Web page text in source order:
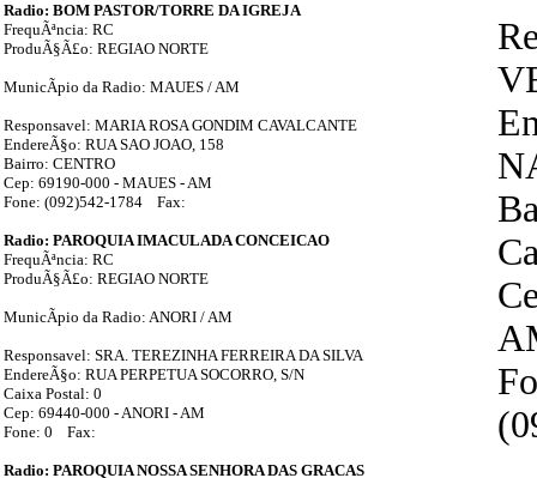
Radio: BOM PASTOR/TORRE DA IGREJA
FrequÃªncia: RC
ProduÃ§Ã£o: REGIAO NORTE
MunicÃ­pio da Radio: MAUES / AM
Responsavel: MARIA ROSA GONDIM CAVALCANTE
EndereÃ§o: RUA SAO JOAO, 158
Bairro: CENTRO
Cep: 69190-000 - MAUES - AM
Fone: (092)542-1784 Fax:
Radio: PAROQUIA IMACULADA CONCEICAO
FrequÃªncia: RC
ProduÃ§Ã£o: REGIAO NORTE
MunicÃ­pio da Radio: ANORI / AM
Responsavel: SRA. TEREZINHA FERREIRA DA SILVA
EndereÃ§o: RUA PERPETUA SOCORRO, S/N
Caixa Postal: 0
Cep: 69440-000 - ANORI - AM
Fone: 0 Fax:
Radio: PAROQUIA NOSSA SENHORA DAS GRACAS